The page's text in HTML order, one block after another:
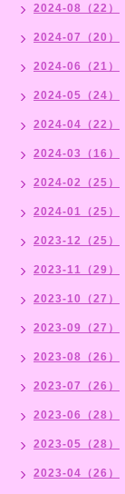
2024-08（22）
2024-07（20）
2024-06（21）
2024-05（24）
2024-04（22）
2024-03（16）
2024-02（25）
2024-01（25）
2023-12（25）
2023-11（29）
2023-10（27）
2023-09（27）
2023-08（26）
2023-07（26）
2023-06（28）
2023-05（28）
2023-04（26）